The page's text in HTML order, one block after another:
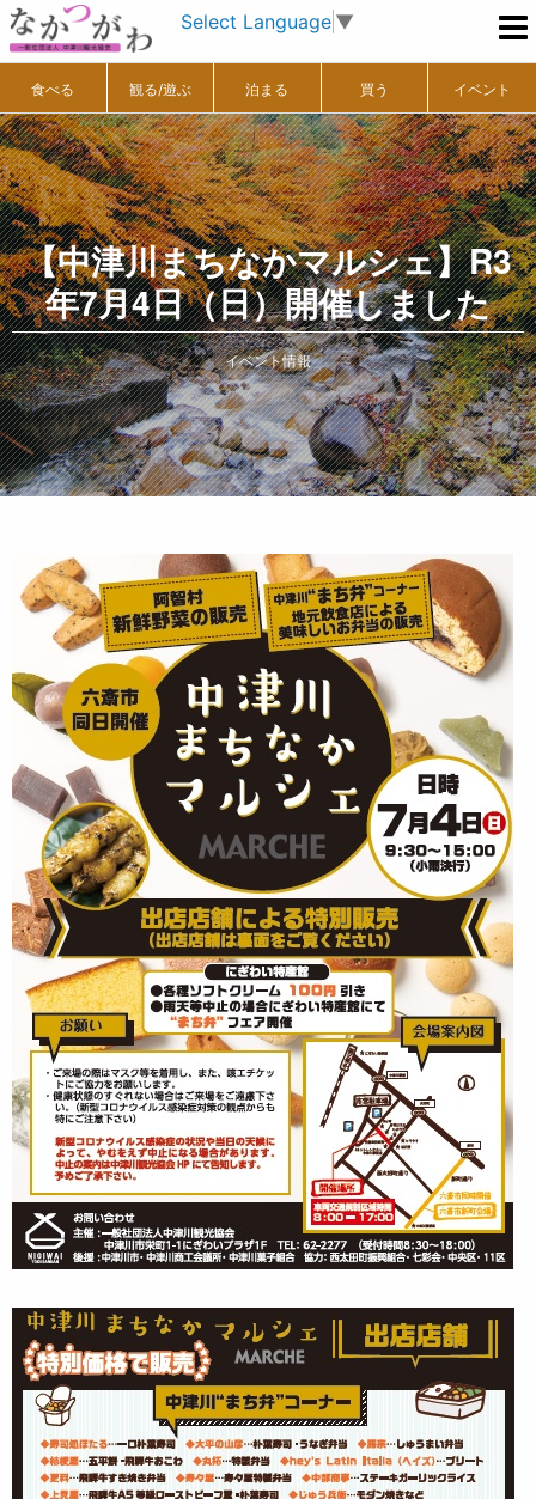
Select Language ▼
食べる 観る/遊ぶ 泊まる 買う イベント
【中津川まちなかマルシェ】R3
年7月4日（日）開催しました
イベント情報